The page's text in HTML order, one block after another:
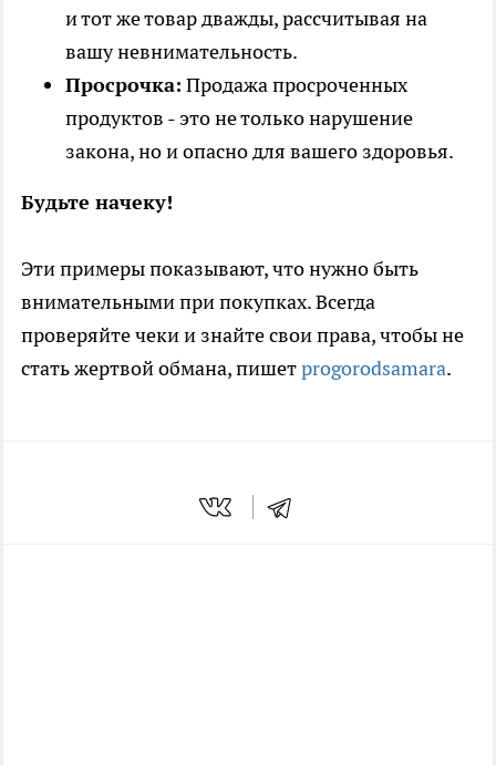
и тот же товар дважды, рассчитывая на
вашу невнимательность.
Просрочка: Продажа просроченных
продуктов - это не только нарушение
закона, но и опасно для вашего здоровья.
Будьте начеку!
Эти примеры показывают, что нужно быть
внимательными при покупках. Всегда
проверяйте чеки и знайте свои права, чтобы не
стать жертвой обмана, пишетprogorodsamara.